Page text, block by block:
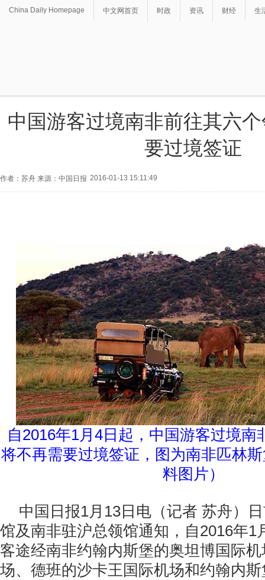
China Daily Homepage 中文网首页 时政 资讯 财经 生
中国游客过境南非前往其六
要过境签证
作者：苏舟 来源：中国日报 2016-01-13 15:11:49
自2016年1月4日起，中国游客过境南
将不再需要过境签证，图为南非匹林
料图片）
中国日报1月13日电（记者 苏舟）
馆及南非驻沪总领馆通知，自2016年1
客途经南非约翰内斯堡的奥坦博国际
场、德班的沙卡王国际机场和约翰内